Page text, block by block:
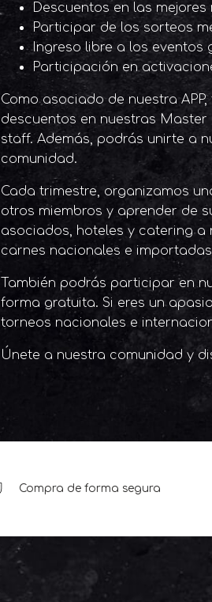
Descuentos en las
Participar de los sorteos
Ingreso libre a los eventos
Participación en
Como asociado de nuestra
descuentos en nuestras
staff. Además, podrás unirte a
comunidad.
Cada trimestre, organizamos
otros miembros y aprender de
asociados, hoteles y catering a
carnes nacionales e
También podrás participar en
forma gratuita. Si eres un
torneos nacionales e
Únete a nuestra comunidad y
Compra de forma segura